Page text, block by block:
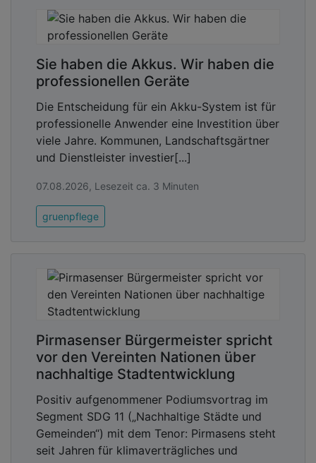
Sie haben die Akkus. Wir haben die
professionellen Geräte
Die Entscheidung für ein Akku-System ist für
professionelle Anwender eine Investition über
viele Jahre. Kommunen, Landschaftsgärtner
und Dienstleister investier[...]
07.08.2026, Lesezeit ca. 3 Minuten
gruenpflege
Pirmasenser Bürgermeister spricht
vor den Vereinten Nationen über
nachhaltige Stadtentwicklung
Positiv aufgenommener Podiumsvortrag im
Segment SDG 11 („Nachhaltige Städte und
Gemeinden“) mit dem Tenor: Pirmasens steht
seit Jahren für klimaverträgliches und